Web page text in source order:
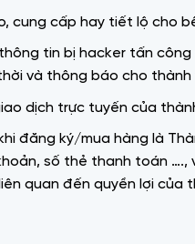
cung cấp hay tiết lộ cho
tin bị hacker tấn
và thông báo cho
dịch trực tuyến của
đăng ký/mua hàng là
số thẻ thanh toán
quan đến quyền lợi